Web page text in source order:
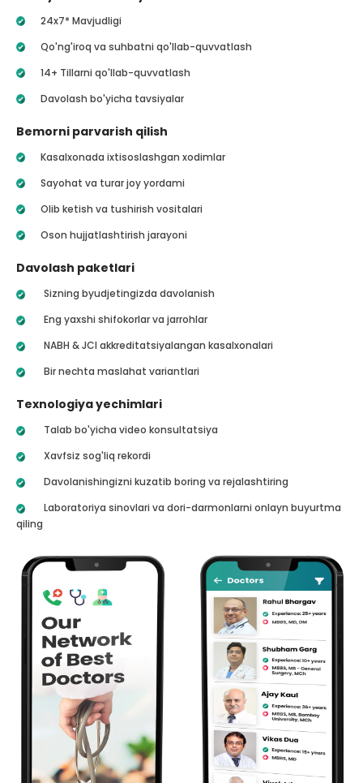
24x7* Mavjudligi
Qo'ng'iroq va suhbatni qo'llab-quvvatlash
14+ Tillarni qo'llab-quvvatlash
Davolash bo'yicha tavsiyalar
Bemorni parvarish qilish
Kasalxonada ixtisoslashgan xodimlar
Sayohat va turar joy yordami
Olib ketish va tushirish vositalari
Oson hujjatlashtirish jarayoni
Davolash paketlari
Sizning byudjetingizda davolanish
Eng yaxshi shifokorlar va jarrohlar
NABH & JCI akkreditatsiyalangan kasalxonalari
Bir nechta maslahat variantlari
Texnologiya yechimlari
Talab bo'yicha video konsultatsiya
Xavfsiz sog'liq rekordi
Davolanishingizni kuzatib boring va rejalashtiring
Laboratoriya sinovlari va dori-darmonlarni onlayn buyurtma
qiling